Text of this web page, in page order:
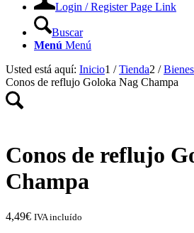
Login / Register Page Link
Buscar
Menú Menú
Usted está aquí: Inicio1 / Tienda2 /
Conos de reflujo Goloka Nag Champa
Conos de reflujo
Champa
4,49€ IVA incluído